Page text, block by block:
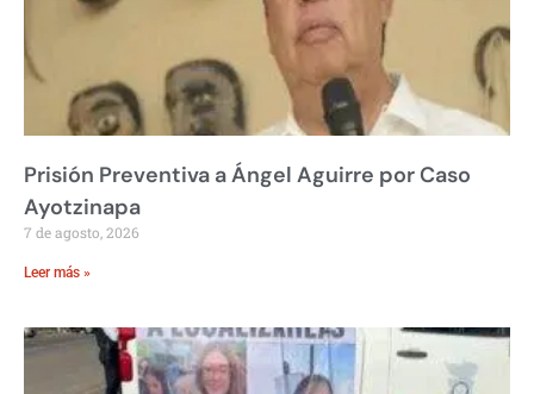
Prisión Preventiva a Ángel Aguirre por Caso
Ayotzinapa
7 de agosto, 2026
Leer más »